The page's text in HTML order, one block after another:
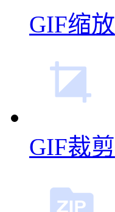
GIF缩放
GIF裁剪